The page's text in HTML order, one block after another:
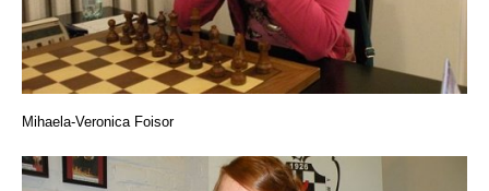
Mihaela-Veronica Foisor